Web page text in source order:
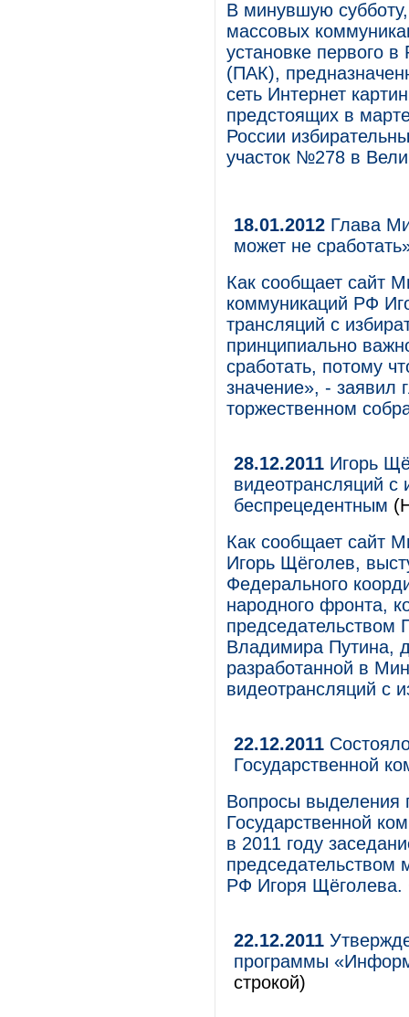
В минувшую
массовых
установке первого
(ПАК),
сеть Интернет
предстоящих в
России
участок №278 в
18.01.2012 Глава
может не
Как сообщает сайт
коммуникаций РФ
трансляций с
принципиально
сработать, потому
значение», - заявил
торжественном
28.12.2011 Игорь
видеотрансляций с
беспрецедентным
Как сообщает сайт
Игорь Щёголев,
Федерального
народного фронта,
председательством
Владимира Путина,
разработанной в
видеотрансляций с
22.12.2011
Государственной
Вопросы выделения
Государственной
в 2011 году
председательством
РФ Игоря Щёголева.
22.12.2011
программы
строкой)